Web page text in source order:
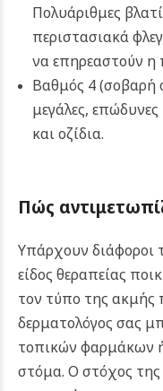
Πολυάριθμες
περιστασιακά
να επηρεαστούν η
Βαθμός 4 (σοβαρή
μεγάλες,
και οζίδια.
Πώς
Υπάρχουν διάφοροι
είδος θεραπείας
τον τύπο της ακμής
δερματολόγος σας
τοπικών φαρμάκων
στόμα. Ο στόχος της